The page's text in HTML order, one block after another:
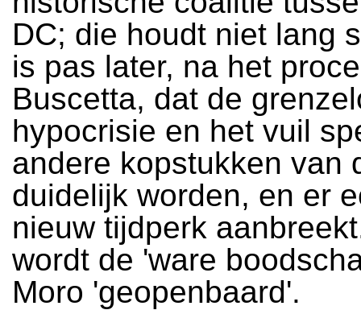
DC; die houdt niet lang
is pas later, na het
Buscetta, dat de
hypocrisie en het vuil
andere kopstukken van
duidelijk worden, en er
nieuw tijdperk
wordt de 'ware
Moro 'geopenbaard'.